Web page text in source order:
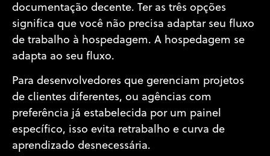
documentação decente. Ter as três opções
significa que você não precisa adaptar seu fluxo
de trabalho à hospedagem. A hospedagem se
adapta ao seu fluxo.
Para desenvolvedores que gerenciam projetos
de clientes diferentes, ou agências com
preferência já estabelecida por um painel
específico, isso evita retrabalho e curva de
aprendizado desnecessária.